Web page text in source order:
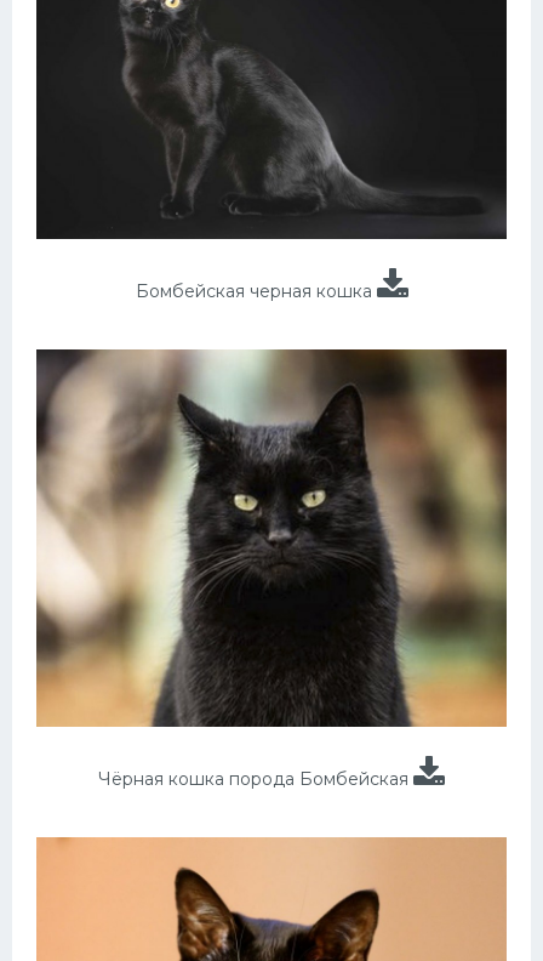
Бомбейская черная кошка
Чёрная кошка порода Бомбейская